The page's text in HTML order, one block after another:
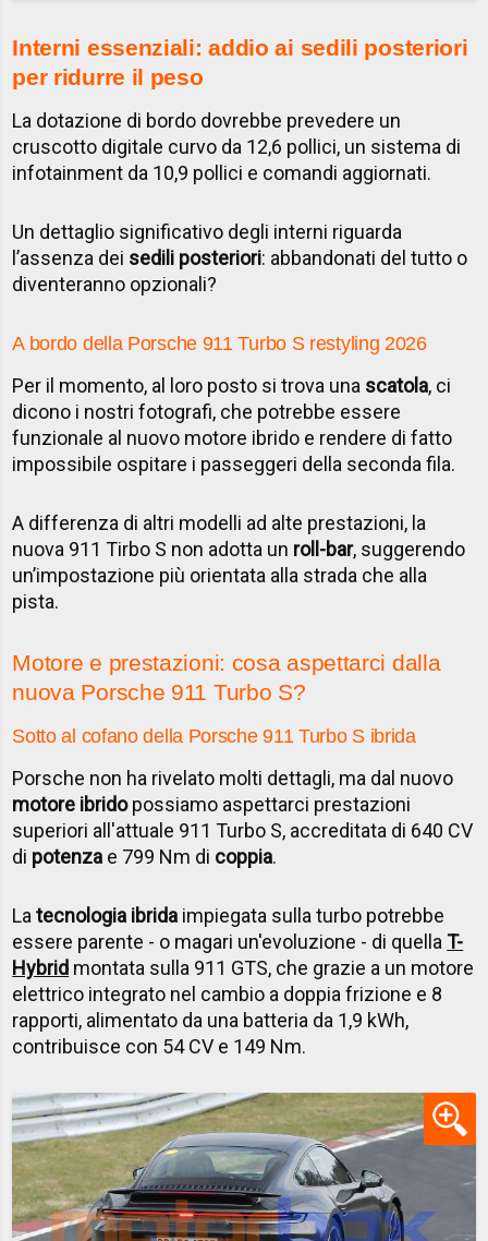
Interni essenziali: addio ai sedili posteriori
per ridurre il peso
La dotazione di bordo dovrebbe prevedere un
cruscotto digitale curvo da 12,6 pollici, un sistema di
infotainment da 10,9 pollici e comandi aggiornati.
Un dettaglio significativo degli interni riguarda
l’assenza dei sedili posteriori: abbandonati del tutto o
diventeranno opzionali?
A bordo della Porsche 911 Turbo S restyling 2026
Per il momento, al loro posto si trova una scatola, ci
dicono i nostri fotografi, che potrebbe essere
funzionale al nuovo motore ibrido e rendere di fatto
impossibile ospitare i passeggeri della seconda fila.
A differenza di altri modelli ad alte prestazioni, la
nuova 911 Tirbo S non adotta un roll-bar, suggerendo
un’impostazione più orientata alla strada che alla
pista.
Motore e prestazioni: cosa aspettarci dalla
nuova Porsche 911 Turbo S?
Sotto al cofano della Porsche 911 Turbo S ibrida
Porsche non ha rivelato molti dettagli, ma dal nuovo
motore ibridopossiamo aspettarci prestazioni
superiori all'attuale 911 Turbo S, accreditata di 640 CV
di potenza e 799 Nm di coppia.
Latecnologia ibrida impiegata sulla turbo potrebbe
essere parente - o magari un'evoluzione - di quellaT-
Hybrid montata sulla 911 GTS, che grazie a un motore
elettrico integrato nel cambio a doppia frizione e 8
rapporti, alimentato da una batteria da 1,9 kWh,
contribuisce con 54 CV e 149 Nm.